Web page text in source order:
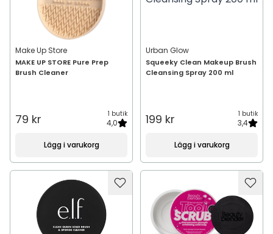
Make Up Store
MAKE UP STORE Pure Prep
Brush Cleaner
79 kr 1 butik
4,0
Lägg i varukorg
Urban Glow
Squeeky Clean Makeup Brush
Cleansing Spray 200 ml
199 kr 1 butik
3,4
Lägg i varukorg